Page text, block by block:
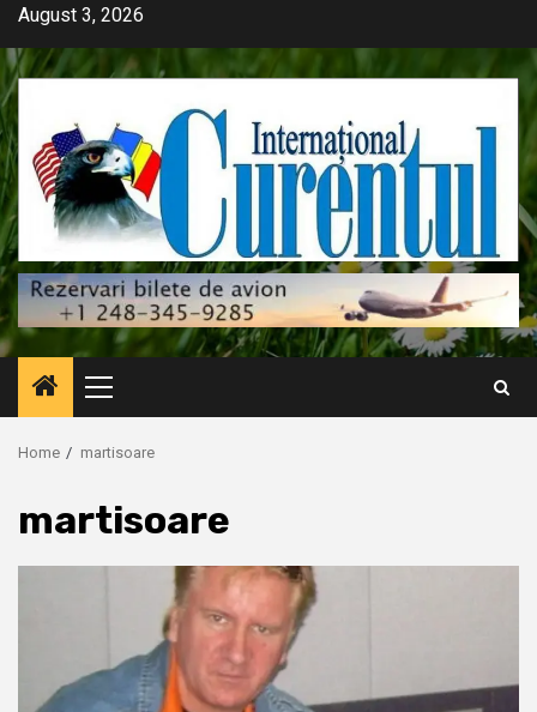
Skip
content
August 3, 2026
Primary
Menu
Home martisoare
martisoare